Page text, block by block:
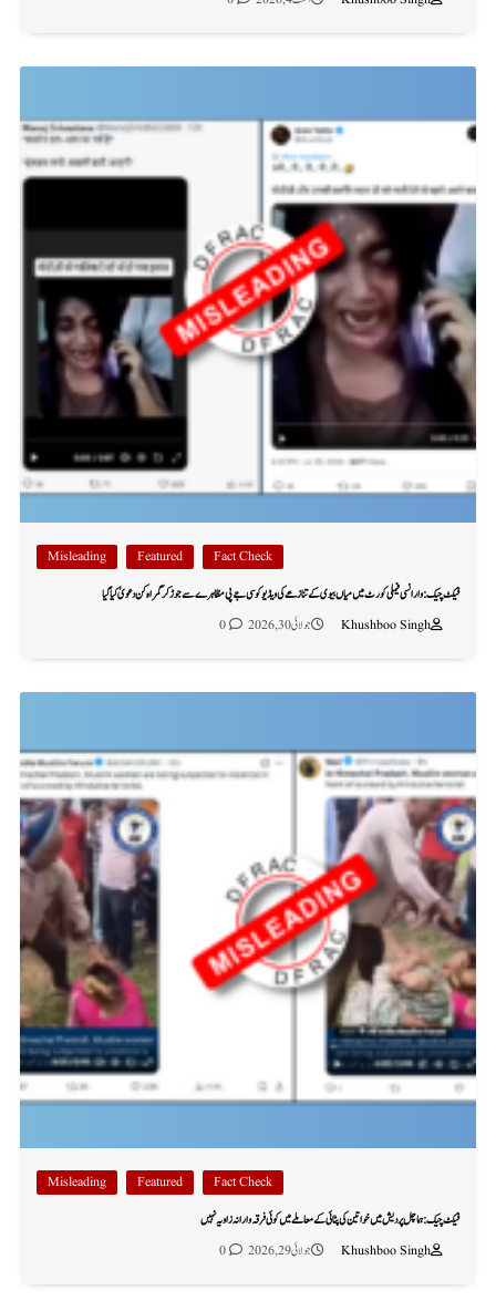
Fact Check
Featured
Misleading
فیکٹ چیک: وارانسی فیملی کورٹ میں میاں بیوی کے تنازعے کی ویڈیو کو سی جے پی مظاہرے سے جوڑ کر گمراہ کن دعویٰ کیا گیا
Khushboo Singh
جولائی 30, 2026 0
Fact Check
Featured
Misleading
فیکٹ چیک: ہماچل پردیش میں خواتین کی پٹائی کے معاملے میں کوئی فرقہ وارانہ زاویہ نہیں
Khushboo Singh
جولائی 29, 2026 0